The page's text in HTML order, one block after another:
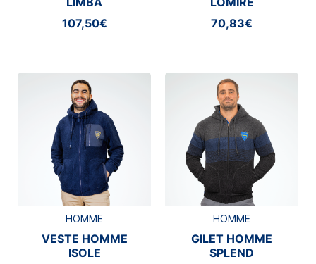
107,50€
70,83€
HOMME
VESTE HOMME
ISOLE
HOMME
GILET HOMME
SPLEND